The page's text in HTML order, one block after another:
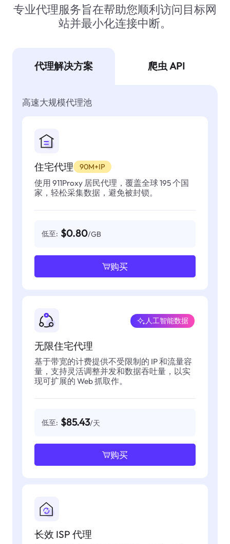
专业代理服务旨在帮助您顺利访问目标网
站并最小化连接中断。
代理解决方案 爬虫 API
高速大规模代理池
住宅代理 90M+IP
使用 911Proxy 居民代理，覆盖全球 195 个国
家，轻松采集数据，避免被封锁。
低至: $0.80/GB
购买
无限住宅代理
人工智能数据
基于带宽的计费提供不受限制的 IP 和流量容
量，支持灵活调整并发和数据吞吐量，以实
现可扩展的 Web 抓取作。
低至: $85.43/天
购买
长效 ISP 代理